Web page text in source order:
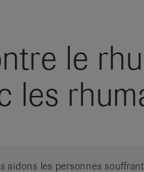
le
les
aidons les personnes